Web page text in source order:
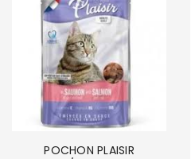
de passe*
SE CONNECTER
POCHON PLAISIR